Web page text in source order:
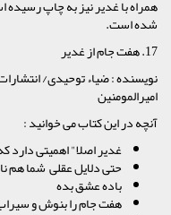
همراه با غدیر نیز به چاپ
شده است.
17. هفت جام از غدیر
نویسنده : ضیاء توحیدی/
امیرالمومنین
آنچه در این کتاب می خوانید :
غدیر اصلا" اهمیتی دارد
حتی دلایل عقلی شما
باده عشق بده
هفت جام را بنوش و